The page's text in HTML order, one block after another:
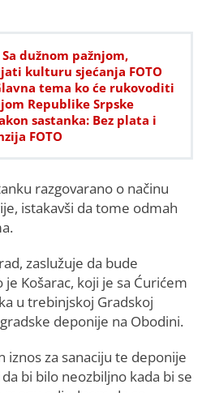
dužnom pažnjom,
kulturu sjećanja FOTO
tema ko će rukovoditi
Republike Srpske
sastanka: Bez plata i
FOTO
razgovarano o načinu
istakavši da tome odmah
zaslužuje da bude
Košarac, koji je sa Ćurićem
u trebinjskoj Gradskoj
deponije na Obodini.
iznos za sanaciju te deponije
bi bilo neozbiljno kada bi se